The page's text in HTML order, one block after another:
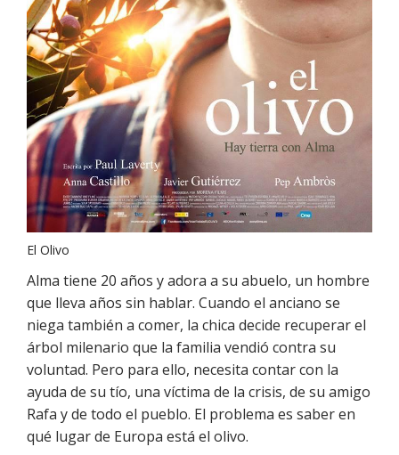
El Olivo
Alma tiene 20 años y adora a su abuelo, un hombre
que lleva años sin hablar. Cuando el anciano se
niega también a comer, la chica decide recuperar el
árbol milenario que la familia vendió contra su
voluntad. Pero para ello, necesita contar con la
ayuda de su tío, una víctima de la crisis, de su amigo
Rafa y de todo el pueblo. El problema es saber en
qué lugar de Europa está el olivo.